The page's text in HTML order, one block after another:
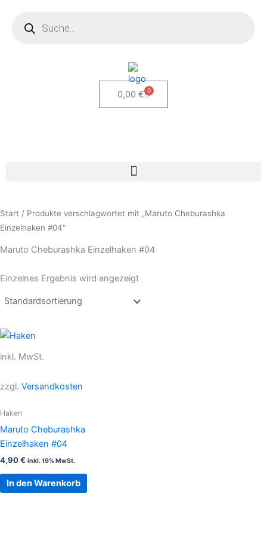
springen
0,00 € 0
Warenkorb
Start / Produkte verschlagwortet mit „Maruto Cheburashka
Einzelhaken #04“
Maruto Cheburashka Einzelhaken #04
Einzelnes Ergebnis wird angezeigt
inkl. MwSt.
zzgl. Versandkosten
Haken
Maruto Cheburashka
Einzelhaken #04
4,90€ inkl. 19% MwSt.
In den Warenkorb